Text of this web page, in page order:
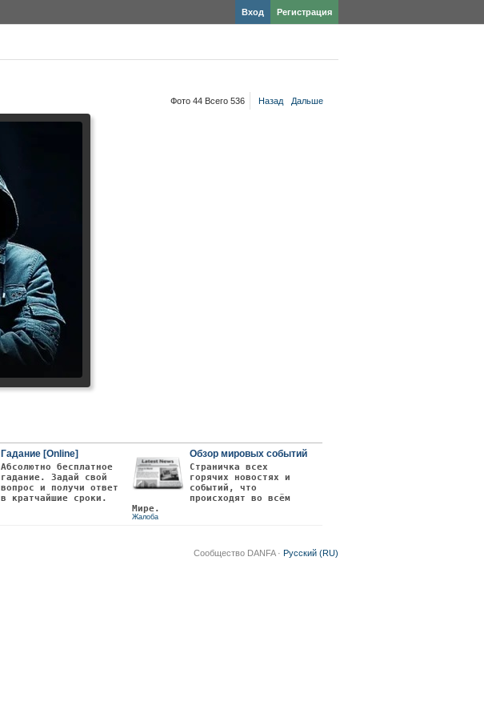
Регистрация
Вход
Фото 44 Всего 536 Назад Дальше
Гадание [Online]
Абсолютно бесплатное
гадание. Задай свой
вопрос и получи ответ
в кратчайшие сроки.
Обзор мировых событий
Страничка всех
горячих новостях и
событий, что
происходят во всём
Мире.
Жалоба
Сообщество DANFA · Русский (RU)